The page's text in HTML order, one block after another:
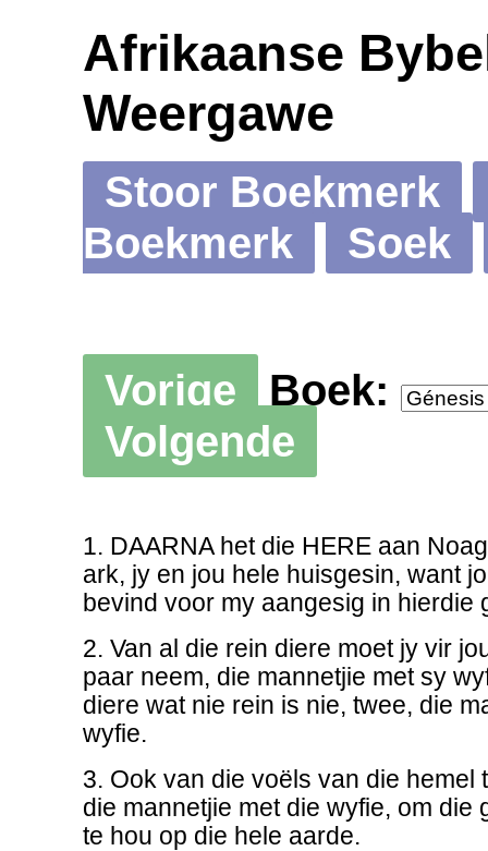
Afrikaanse
Weergawe
Stoor Boekmerk
Boekmerk
Soek
Vorige
Boek:
Volgende
1. DAARNA het die HERE aan
ark, jy en jou hele huisgesin, want
bevind voor my aangesig in hierdie
2. Van al die rein diere moet jy vir
paar neem, die mannetjie met sy
diere wat nie rein is nie, twee, die
wyfie.
3. Ook van die voëls van die hemel
die mannetjie met die wyfie, om die
te hou op die hele aarde.